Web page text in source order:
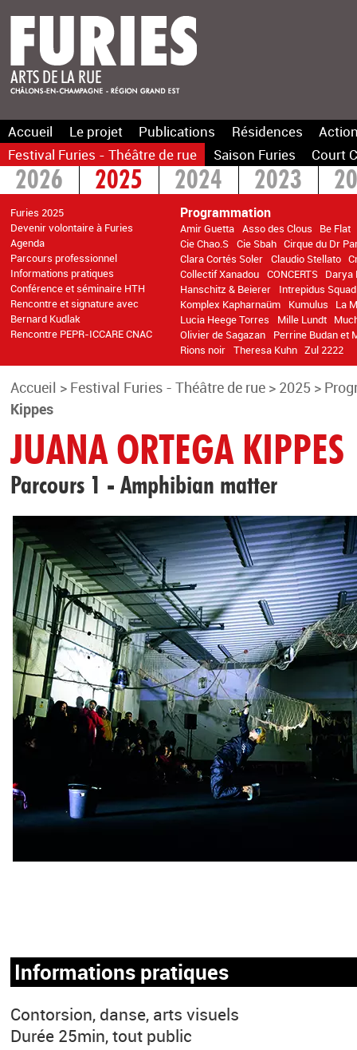
Accueil Le projet Publications Résidences
Festival Furies - Théâtre de rue
Saison Furies Court
2026 2025
Furies 2025
Devenir volontaire à Furies
Agenda
Parcours professionnel
Informations pratiques
Conférence et séminaire HTH
Rencontre et signature avec
Bernard Kudlak
Rencontre PEPR-ICCARE CNAC
Programmation
Amir Guetta Asso des Clous
Be Flat
Cie Chao.S Cie Sbah Cirque du Dr
Clara Cortés Soler Claudio Stellato
Collectif Xanadou CONCERTS Darya
Hanschitz & Beierer
Intrepidus Squad
Komplex Kapharnaüm
Kumulus
La
Lucia Heege Torres
Mille Lundt
Olivier de Sagazan
Perrine Budan et
Rions noir Theresa Kuhn Zul 2222
2024 2023
2016
>2014
Accueil > Festival Furies - Théâtre de rue > 2025 >
Kippes
JUANA ORTEGA KIPPES
Parcours 1 - Amphibian matter
Informations pratiques
Contorsion, danse, arts visuels
Durée 25min, tout public